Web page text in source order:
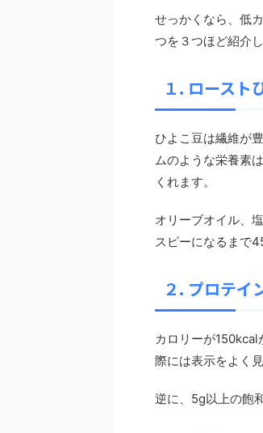
せっかくなら、低
つを３つほど紹介し
１. ロースト
ひよこ豆は繊維が
ムのような栄養素
くれます。
オリーブオイル、
スピーになるまで
２. プロテイ
カロリーが
際には表示をよく
逆に、5g以上の飽